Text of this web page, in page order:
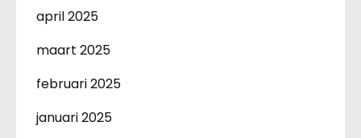
april 2025
maart 2025
februari 2025
januari 2025